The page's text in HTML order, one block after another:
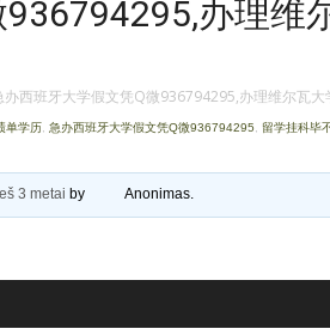
办理维
办西班牙大学假文凭Q微936794295,办理维尔瓦大
单学历 急办西班牙大学假文凭Q微936794295
留学挂科毕
3 metai by Anonimas.